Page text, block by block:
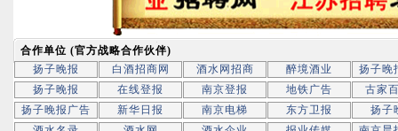
合作单位 (官方战略合作伙伴)
扬子晚报
白酒招商网 酒水网招商 醉境酒业
扬子晚
扬子晚报
在线登报 南京登报 地铁广告
古家
扬子晚报广告
新华日报 南京电梯 东方卫报
扬子